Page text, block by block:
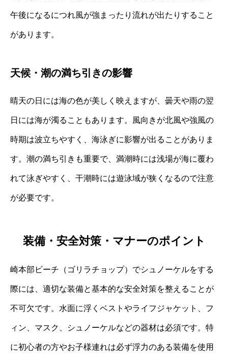
午後になるにつれ風が強まったり流れが出たりすること
があります。
天候・潮の満ち引きの影響
晴天の日には海の色が美しく映えますが、曇天や雨の翌
日には海が濁ることもあります。風向きが北風や強風の
時期は波立ちやすく、海泳ぎに影響が出ることがありま
す。潮の満ち引きも重要で、満潮時には浅場が海に覆わ
れて泳ぎやすく、干潮時には遊泳域が狭くなるので注意
が必要です。
装備・安全対策・マナーのポイント
崎本部ビーチ（ゴリラチョップ）でシュノーケルをする
際には、適切な装備と基本的な安全対策を整えることが
不可欠です。水面に浮くベストやライフジャケット、フ
ィン、マスク、シュノーケルなどの器材は必須です。特
に初心者の方やお子様連れは必ず浮力のある装備を使用